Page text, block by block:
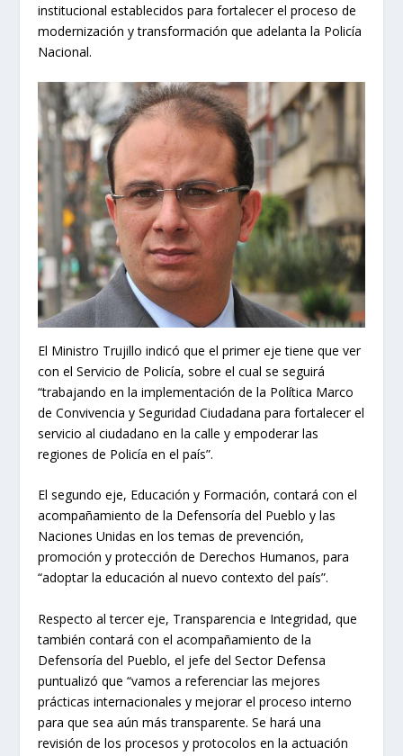
institucional establecidos para fortalecer el proceso de
modernización y transformación que adelanta la Policía
Nacional.
El Ministro Trujillo indicó que el primer eje tiene que ver
con el Servicio de Policía, sobre el cual se seguirá
“trabajando en la implementación de la Política Marco
de Convivencia y Seguridad Ciudadana para fortalecer el
servicio al ciudadano en la calle y empoderar las
regiones de Policía en el país”.
El segundo eje, Educación y Formación, contará con el
acompañamiento de la Defensoría del Pueblo y las
Naciones Unidas en los temas de prevención,
promoción y protección de Derechos Humanos, para
“adoptar la educación al nuevo contexto del país”.
Respecto al tercer eje, Transparencia e Integridad, que
también contará con el acompañamiento de la
Defensoría del Pueblo, el jefe del Sector Defensa
puntualizó que “vamos a referenciar las mejores
prácticas internacionales y mejorar el proceso interno
para que sea aún más transparente. Se hará una
revisión de los procesos y protocolos en la actuación